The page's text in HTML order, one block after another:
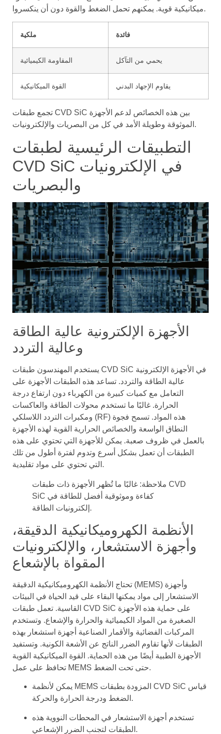
ميكانيكية قوية. يمكنهم تحمل الضغط والقوة دون أن ينكسروا.
ملكية فائدة
المقاومة الكيميائية يحمي من التآكل
القوة الميكانيكية يقاوم الإجهاد البدني
تجمع طبقات CVD SiC بين هذه الخصائص لدعم الأجهزة
الموثوقة وطويلة الأمد في كل من البصريات والإلكترونيات.
التطبيقات الرئيسية لطبقات
CVD SiC في الإلكترونيات
الأجهزة الإلكترونية عالية الطاقة
وعالية التردد
يستخدم المهندسون طبقات CVD SiC في الأجهزة الإلكترونية
عالية الطاقة والتردد. تساعد هذه الطبقات الأجهزة على
التعامل مع كميات كبيرة من الكهرباء دون ارتفاع درجة
الحرارة. غالبًا ما تستخدم محولات الطاقة والعاكسات
ومكبرات التردد اللاسلكي (RF) هذه المواد. تسمح فجوة
النطاق الواسعة والخصائص الحرارية القوية لهذه الأجهزة
بالعمل في ظروف صعبة. يمكن للأجهزة التي تحتوي على هذه
الطبقات أن تعمل بشكل أسرع وتدوم لفترة أطول من تلك
التي تحتوي على مواد تقليدية.
ملاحظة: غالبًا ما تُظهر الأجهزة ذات طبقات CVD
SiC كفاءة وموثوقية أفضل للطاقة في
إلكترونيات الطاقة.
الأنظمة الكهروميكانيكية الدقيقة،
وأجهزة الاستشعار، والإلكترونيات
المقواة بالإشعاع
تحتاج الأنظمة الكهروميكانيكية الدقيقة (MEMS) وأجهزة
الاستشعار إلى مواد يمكنها البقاء على قيد الحياة في البيئات
القاسية. تعمل طبقات CVD SiC على حماية هذه الأجهزة
الصغيرة من المواد الكيميائية والحرارة والإشعاع. وتستخدم
المركبات الفضائية والأقمار الصناعية أجهزة استشعار بهذه
الطبقات لأنها تقاوم الضرر الناتج عن الأشعة الكونية. وتستفيد
الأجهزة الطبية أيضًا من هذه الحماية. القوة الميكانيكية القوية
تحافظ على عمل MEMS حتى تحت الضغط.
يمكن لأنظمة MEMS المزودة بطبقات CVD SiC قياس
الضغط ودرجة الحرارة والحركة.
تستخدم أجهزة الاستشعار في المحطات النووية هذه
الطبقات لتجنب الضرر الإشعاعي.